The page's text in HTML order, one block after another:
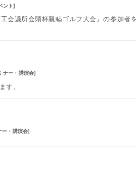
ント]
会議所会頭杯親睦ゴルフ大会』の参加者
ナー・講演会]
す。
ー・講演会]